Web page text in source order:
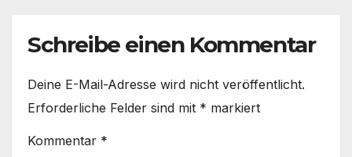
Schreibe einen Kommentar
Deine E-Mail-Adresse wird nicht veröffentlicht.
Erforderliche Felder sind mit * markiert
Kommentar *